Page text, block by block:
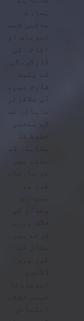
ہمارے
عالمی شمسی
تجزیات اور
اثاثہ کی
کارکردگی
کے پلیٹ
فارم میں،
آپ علاقائی
ماہانہ نسل
کے منحنی
خطوط کا
مشاہدہ کر
سکتے ہیں
جو جارحانہ
طور پر
معیاری
وجدان کی
خلاف ورزی
کرتے ہیں۔
مثال کے
طور پر،
ڈگلس،
ایریزونا
جیسے خشک،
انتہائی